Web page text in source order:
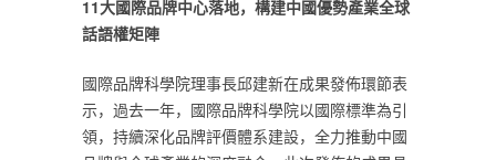
11大國際品牌中心落地，構建中國優勢產業全球
話語權矩陣
國際品牌科學院理事長邱建新在成果發佈環節表
示，過去一年，國際品牌科學院以國際標準為引
領，持續深化品牌評價體系建設，全力推動中國